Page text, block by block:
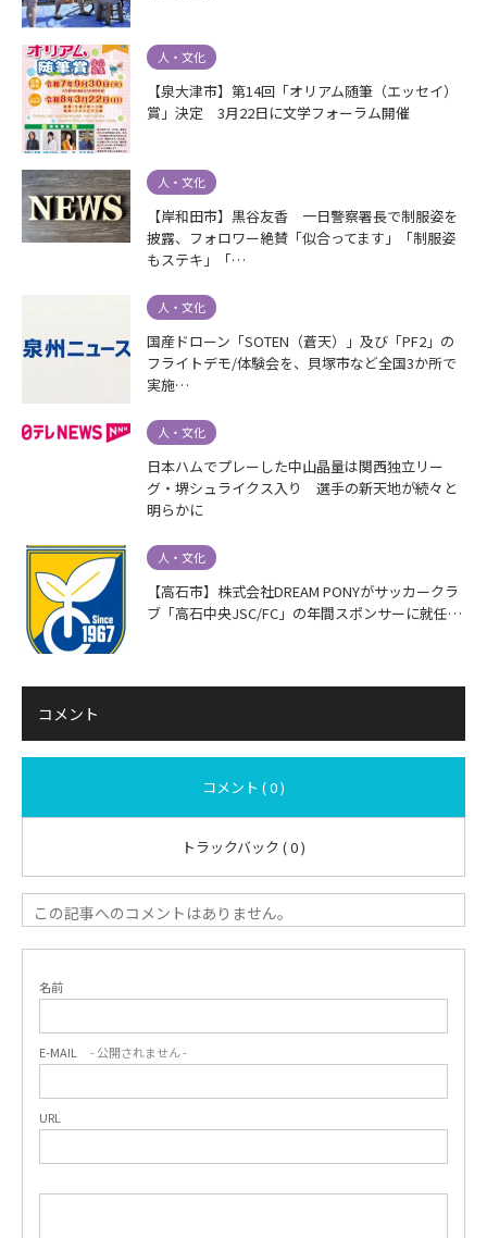
人・文化
【泉大津市】第14回「オリアム随筆（エッセイ）
賞」決定 3月22日に文学フォーラム開催
人・文化
【岸和田市】黒谷友香 一日警察署長で制服姿を
披露、フォロワー絶賛「似合ってます」「制服姿
もステキ」「…
人・文化
国産ドローン「SOTEN（蒼天）」及び「PF2」の
フライトデモ/体験会を、貝塚市など全国3か所で
実施…
人・文化
日本ハムでプレーした中山晶量は関西独立リー
グ・堺シュライクス入り 選手の新天地が続々と
明らかに
人・文化
【高石市】株式会社DREAM PONYがサッカークラ
ブ「高石中央JSC/FC」の年間スポンサーに就任…
コメント
コメント ( 0 )
トラックバック ( 0 )
この記事へのコメントはありません。
名前
E-MAIL - 公開されません -
URL